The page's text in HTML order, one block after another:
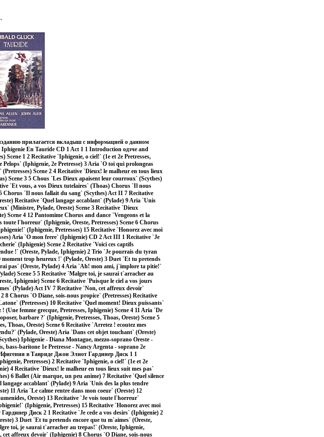
прилагается вкладыш с информацией о данном
En Tauride CD 1 Act 1 1 Introduction одзче and
1 2 Recitative `Iphigenie, o ciel!` (1e et 2e Pretresses,
(Iphigenie, 2e Pretresse) 3 Aria `O toi qui prolongeas
Scene 2 4 Recitative `Dieux! le malheur en tous lieux
Scene 3 5 Chous `Les Dieux apaisent leur courroux` (Scythes)
`Et vous, a vos Dieux tutelaires` (Thoas) Chorus `Il nous
Chorus `Il nous fallait du sang` (Scythes) Act II 7 Recitative
Recitative `Quel langage accablant` (Pylade) 9 Aria `Unis
(Ministre, Pylade, Oreste) Scene 3 Recitative `Dieux
Scene 4 12 Pantomime Chorus and dance `Vengeons et la
toute l`horreur` (Iphigenie, Oreste, Pretresses) Scene 6 Chorus
(Iphigenie, Pretresses) 15 Recitative `Honorez avec moi
Aria `O mon frere` (Iphigenie) CD 2 Act III 1 Recitative `Je
(Iphigenie) Scene 2 Recitative `Voici ces captifs
!` (Oreste, Pylade, Iphigenie) 2 Trio `Je pourrais du tyran
trop heureux !` (Pylade, Oreste) 3 Duet `Et tu pretends
pas` (Oreste, Pylade) 4 Aria `Ah! mon ami, j`implore ta pitie!`
Scene 5 5 Recitative `Malgre toi, je saurai t`arracher au
Iphigenie) Scene 6 Recitative `Puisque le ciel a vos jours
(Pylade) Act IV 7 Recitative `Non, cet affreux devoir`
8 Chorus `O Diane, sois-nous propice` (Pretresses) Recitative
(Pretresses) 10 Recitative `Quel moment! Dieux puissants`
(Une femme grecque, Pretresses, Iphigenie) Scene 4 11 Aria `De
barbare ?` (Iphigenie, Pretresses, Thoas, Oreste) Scene 5
Thoas, Oreste) Scene 6 Recitative `Arretez ! ecoutez mes
(Pylade, Oreste) Aria `Dans cet objet touchant` (Oreste)
Iphigenie - Diana Montague, mezzo-soprano Oreste -
bass-baritone 1e Pretresse - Nancy Argenta - soprano 2e
в Тавриде Джон Элиот Гардинер Диск 1 1
Pretresses) 2 Recitative `Iphigenie, o ciel!` (1e et 2e
4 Recitative `Dieux! le malheur en tous lieux suit mes pas`
6 Ballet (Air marque, un peu anime) 7 Recitative `Quel silence
accablant` (Pylade) 9 Aria `Unis des la plus tendre
11 Aria `Le calme rentre dans mon coeur` (Oreste) 12
Oreste) 13 Recitative `Je vois toute l`horreur`
(Iphigenie, Pretresses) 15 Recitative `Honorez avec moi
Диск 2 1 Recitative `Je cede a vos desirs` (Iphigenie) 2
3 Duet `Et tu pretends encore que tu m`aimes` (Oreste,
toi, je saurai t`arracher au trepas!` (Oreste, Iphigenie,
affreux devoir` (Iphigenie) 8 Chorus `O Diane, sois-nous